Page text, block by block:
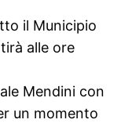
il Municipio
alle ore
Mendini con
un momento